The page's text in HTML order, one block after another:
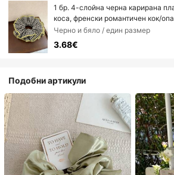
1 бр. 4-слойна черна карирана
коса, френски романтичен кок/
подходящ за ежедневна употреба,
ластик за коса, аксесоари за
аксесоари за коса за дома,
Черно и бяло / един размер
3.68€
Подобни артикули